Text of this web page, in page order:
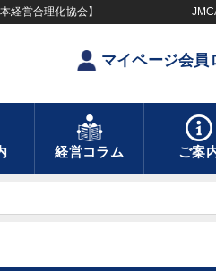
経営合理化協会】
マイページ会員
経営コラム ご案